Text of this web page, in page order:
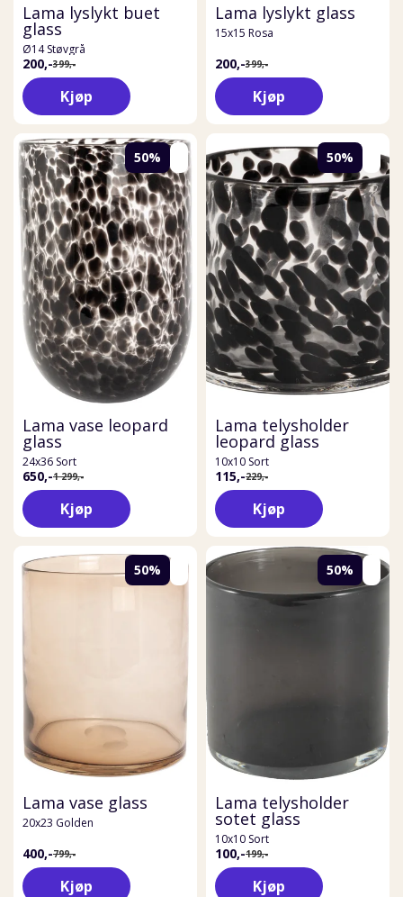
Lama lyslykt buet
glass
Ø14 Støvgrå
200,-399,-
Kjøp
Lama lyslykt glass
15x15 Rosa
200,-399,-
Kjøp
50%
Lama vase leopard
glass
24x36 Sort
650,-1 299,-
Kjøp
50%
Lama telysholder
leopard glass
10x10 Sort
115,-229,-
Kjøp
50%
Lama vase glass
20x23 Golden
400,-799,-
Kjøp
50%
Lama telysholder
sotet glass
10x10 Sort
100,-199,-
Kjøp